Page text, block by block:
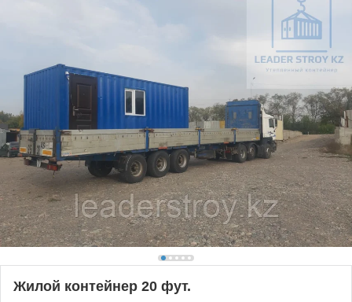
Жилой контейнер 20 фут.